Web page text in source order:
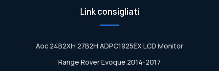
Link consigliati
Aoc 24B2XH 27B2H ADPC1925EX LCD Monitor
Range Rover Evoque 2014-2017